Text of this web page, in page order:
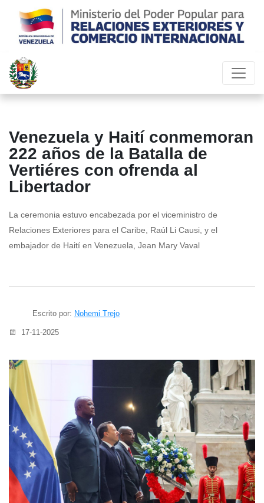
Venezuela y Haití conmemoran
222 años de la Batalla de
Vertiéres con ofrenda al
Libertador
La ceremonia estuvo encabezada por el viceministro de
Relaciones Exteriores para el Caribe, Raúl Li Causi, y el
embajador de Haití en Venezuela, Jean Mary Vaval
Escrito por: Nohemi Trejo
17-11-2025